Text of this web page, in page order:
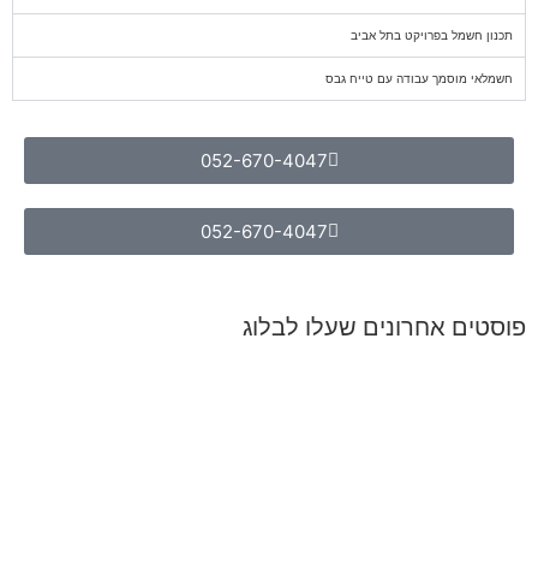
תכנון חשמל בפרויקט בתל אביב
חשמלאי מוסמך עבודה עם טייח גבס
052-670-4047
052-670-4047
פוסטים אחרונים שעלו לבלוג